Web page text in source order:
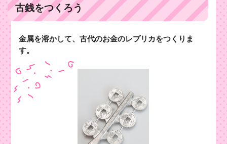
古銭をつくろう
金属を溶かして、古代のお金のレプリカをつくりま
す。